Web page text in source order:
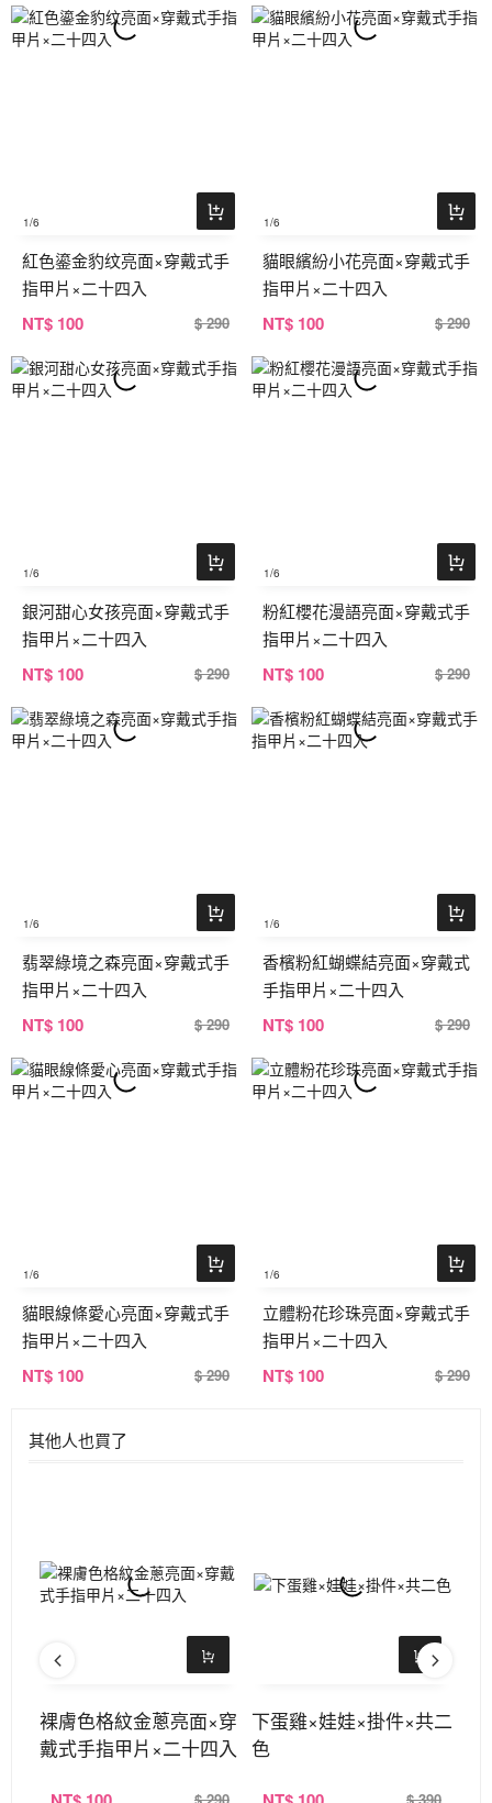
1/6
紅色鎏金豹纹亮面×穿戴式手
指甲片×二十四入
NT$ 100 $ 290
1/6
貓眼繽紛小花亮面×穿戴式手
指甲片×二十四入
NT$ 100 $ 290
1/6
銀河甜心女孩亮面×穿戴式手
指甲片×二十四入
NT$ 100 $ 290
1/6
粉紅櫻花漫語亮面×穿戴式手
指甲片×二十四入
NT$ 100 $ 290
1/6
翡翠綠境之森亮面×穿戴式手
指甲片×二十四入
NT$ 100 $ 290
1/6
香檳粉紅蝴蝶結亮面×穿戴式
手指甲片×二十四入
NT$ 100 $ 290
1/6
貓眼線條愛心亮面×穿戴式手
指甲片×二十四入
NT$ 100 $ 290
1/6
立體粉花珍珠亮面×穿戴式手
指甲片×二十四入
NT$ 100 $ 290
其他人也買了
裸膚色格紋金蔥亮面×穿
戴式手指甲片×二十四入
下蛋雞×娃娃×掛件×共二
色